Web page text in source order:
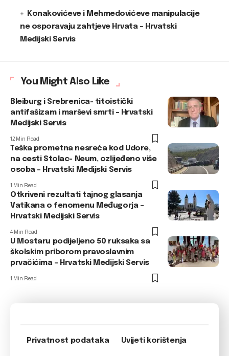
Konakovićeve i Mehmedovićeve manipulacije
ne osporavaju zahtjeve Hrvata – Hrvatski
Medijski Servis
You Might Also Like
Bleiburg i Srebrenica- titoistički
antifašizam i marševi smrti – Hrvatski
Medijski Servis
12 Min Read
Teška prometna nesreća kod Udore,
na cesti Stolac- Neum, ozlijeđeno više
osoba – Hrvatski Medijski Servis
1 Min Read
Otkriveni rezultati tajnog glasanja
Vatikana o fenomenu Međugorja –
Hrvatski Medijski Servis
4 Min Read
U Mostaru podijeljeno 50 ruksaka sa
školskim priborom pravoslavnim
prvačićima – Hrvatski Medijski Servis
1 Min Read
Privatnost podataka Uvijeti korištenja